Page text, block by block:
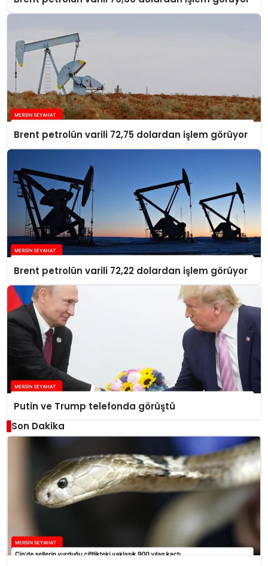
Brent petrolün varili 72,75 dolardan işlem görüyor
Brent petrolün varili 72,22 dolardan işlem görüyor
Putin ve Trump telefonda görüştü
Son Dakika